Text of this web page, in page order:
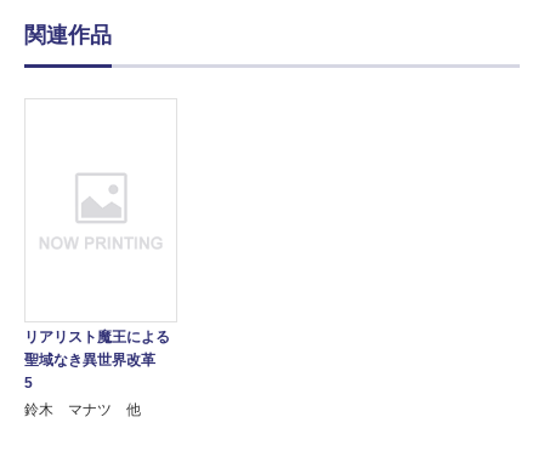
関連作品
リアリスト魔王による
聖域なき異世界改革
5
鈴木 マナツ 他